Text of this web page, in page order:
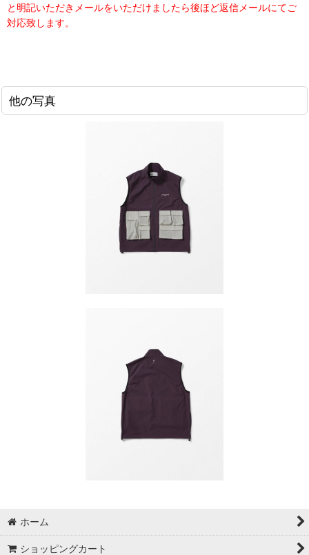
と明記いただきメールをいただけましたら後ほど返信メールにてご
対応致します。
他の写真
ホーム
ショッピングカート